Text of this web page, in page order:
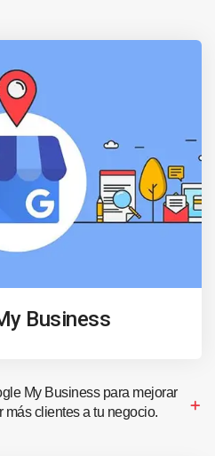
Business
My Business para mejorar
más clientes a tu negocio.